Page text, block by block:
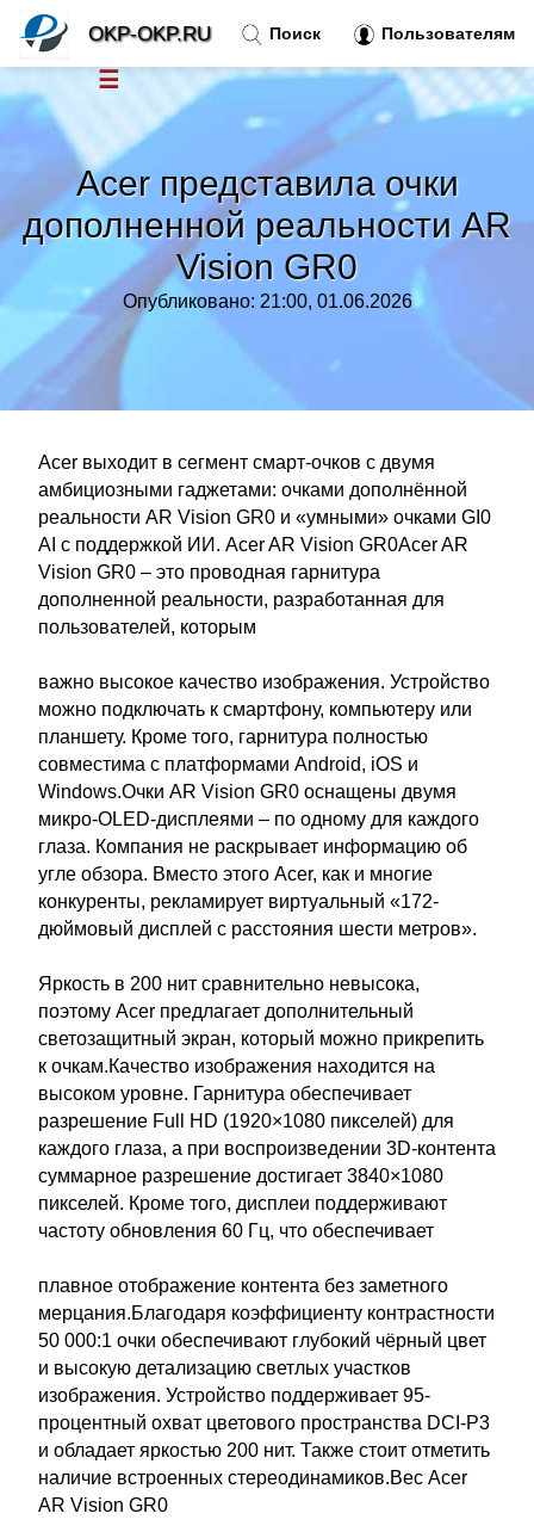
Acer представила очки
дополненной реальности AR
Vision GR0
Опубликовано: 21:00, 01.06.2026
Acer выходит в сегмент смарт-очков с двумя
амбициозными гаджетами: очками дополнённой
реальности AR Vision GR0 и «умными» очками GI0
AI с поддержкой ИИ. Acer AR Vision GR0Acer AR
Vision GR0 – это проводная гарнитура
дополненной реальности, разработанная для
пользователей, которым
важно высокое качество изображения. Устройство
можно подключать к смартфону, компьютеру или
планшету. Кроме того, гарнитура полностью
совместима с платформами Android, iOS и
Windows.Очки AR Vision GR0 оснащены двумя
микро-OLED-дисплеями – по одному для каждого
глаза. Компания не раскрывает информацию об
угле обзора. Вместо этого Acer, как и многие
конкуренты, рекламирует виртуальный «172-
дюймовый дисплей с расстояния шести метров».
Яркость в 200 нит сравнительно невысока,
поэтому Acer предлагает дополнительный
светозащитный экран, который можно прикрепить
к очкам.Качество изображения находится на
высоком уровне. Гарнитура обеспечивает
разрешение Full HD (1920×1080 пикселей) для
каждого глаза, а при воспроизведении 3D-контента
суммарное разрешение достигает 3840×1080
пикселей. Кроме того, дисплеи поддерживают
частоту обновления 60 Гц, что обеспечивает
плавное отображение контента без заметного
мерцания.Благодаря коэффициенту контрастности
50 000:1 очки обеспечивают глубокий чёрный цвет
и высокую детализацию светлых участков
изображения. Устройство поддерживает 95-
процентный охват цветового пространства DCI-P3
и обладает яркостью 200 нит. Также стоит отметить
наличие встроенных стереодинамиков.Вес Acer
AR Vision GR0
Поиск Пользователям
OKP-OKP.RU
☰
Новости
Тренды новостей»
»
Правила »
Контакт»